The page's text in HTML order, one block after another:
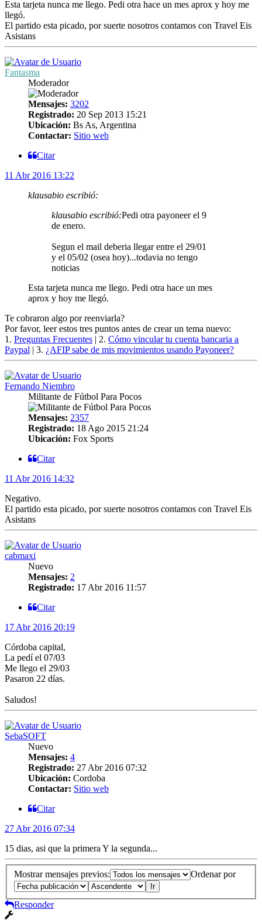
Esta tarjeta nunca me llego. Pedi otra hace un mes aprox y hoy me
llegó.
El partido esta picado, por suerte nosotros contamos con Travel Eis
Asistans
Fantasma
Moderador
Mensajes: 3202
Registrado: 20 Sep 2013 15:21
Ubicación: Bs As, Argentina
Contactar: Sitio web
Citar
11 Abr 2016 13:22
klausabio escribió:
klausabio escribió:Pedi otra payoneer el 9
de enero.
Segun el mail deberia llegar entre el 29/01
y el 05/02 (osea hoy)...todavia no tengo
noticias
Esta tarjeta nunca me llego. Pedi otra hace un mes
aprox y hoy me llegó.
Te cobraron algo por reenviarla?
Por favor, leer estos tres puntos antes de crear un tema nuevo:
1. Preguntas Frecuentes | 2. Cómo vincular tu cuenta bancaria a
Paypal | 3. ¿AFIP sabe de mis movimientos usando Payoneer?
Fernando Niembro
Militante de Fútbol Para Pocos
Mensajes: 2357
Registrado: 18 Ago 2015 21:24
Ubicación: Fox Sports
Citar
11 Abr 2016 14:32
Negativo.
El partido esta picado, por suerte nosotros contamos con Travel Eis
Asistans
cabmaxi
Nuevo
Mensajes: 2
Registrado: 17 Abr 2016 11:57
Citar
17 Abr 2016 20:19
Córdoba capital,
La pedí el 07/03
Me llego el 29/03
Pasaron 22 días.
Saludos!
SebaSOFT
Nuevo
Mensajes: 4
Registrado: 27 Abr 2016 07:32
Ubicación: Cordoba
Contactar: Sitio web
Citar
27 Abr 2016 07:34
15 dias, asi que la primera Y la segunda...
Mostrar mensajes previos: Ordenar por
Responder